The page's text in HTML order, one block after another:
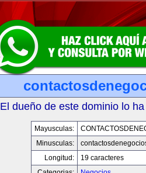
El dueño de este dominio lo
Mayusculas:
Minusculas:
Longitud:
19 caracteres